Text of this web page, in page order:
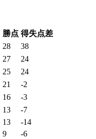
勝点 得失点差
28
38
27
24
25
24
21
-2
16
-3
13
-7
13
-14
9
-6